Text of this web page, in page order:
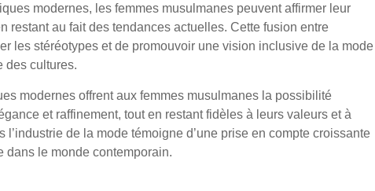
modernes, les femmes musulmanes peuvent affirmer leur
restant au fait des tendances actuelles. Cette fusion entre
les stéréotypes et de promouvoir une vision inclusive de la mode
des cultures.
modernes offrent aux femmes musulmanes la possibilité
et raffinement, tout en restant fidèles à leurs valeurs et à
l’industrie de la mode témoigne d’une prise en compte croissante
dans le monde contemporain.